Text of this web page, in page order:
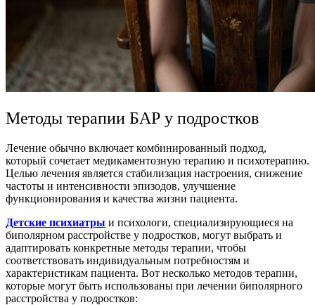
Методы терапии БАР у подростков
Лечение обычно включает комбинированный подход,
который сочетает медикаментозную терапию и психотерапию.
Целью лечения является стабилизация настроения, снижение
частоты и интенсивности эпизодов, улучшение
функционирования и качества жизни пациента.
Детские психиатры и психологи, специализирующиеся на
биполярном расстройстве у подростков, могут выбрать и
адаптировать конкретные методы терапии, чтобы
соответствовать индивидуальным потребностям и
характеристикам пациента. Вот несколько методов терапии,
которые могут быть использованы при лечении биполярного
расстройства у подростков: